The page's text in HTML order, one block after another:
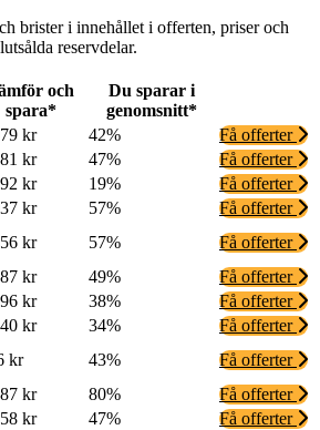
brister i innehållet i offerten, priser och
reservdelar.
och
spara*
Du sparar i
genomsnitt*
kr 42%
Få offerter
kr 47%
Få offerter
kr 19%
Få offerter
kr 57%
Få offerter
kr 57%
Få offerter
kr 49%
Få offerter
kr 38%
Få offerter
kr 34%
Få offerter
kr 43%
Få offerter
kr 80%
Få offerter
kr 47%
Få offerter